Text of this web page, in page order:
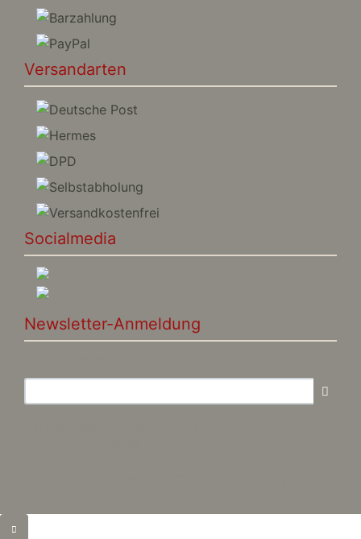
Versandarten
Socialmedia
Newsletter-Anmeldung